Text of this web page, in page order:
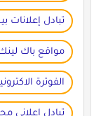
تبادل إعلانات
مواقع باك لينك
الفوترة
تبادل اعلاني